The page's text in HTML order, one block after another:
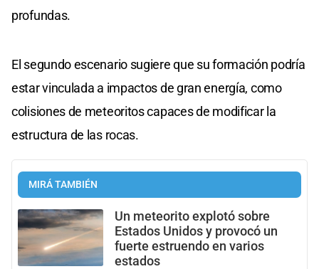
profundas.
El segundo escenario sugiere que su formación podría
estar vinculada a impactos de gran energía, como
colisiones de meteoritos capaces de modificar la
estructura de las rocas.
MIRÁ TAMBIÉN
Un meteorito explotó sobre
Estados Unidos y provocó un
fuerte estruendo en varios
estados